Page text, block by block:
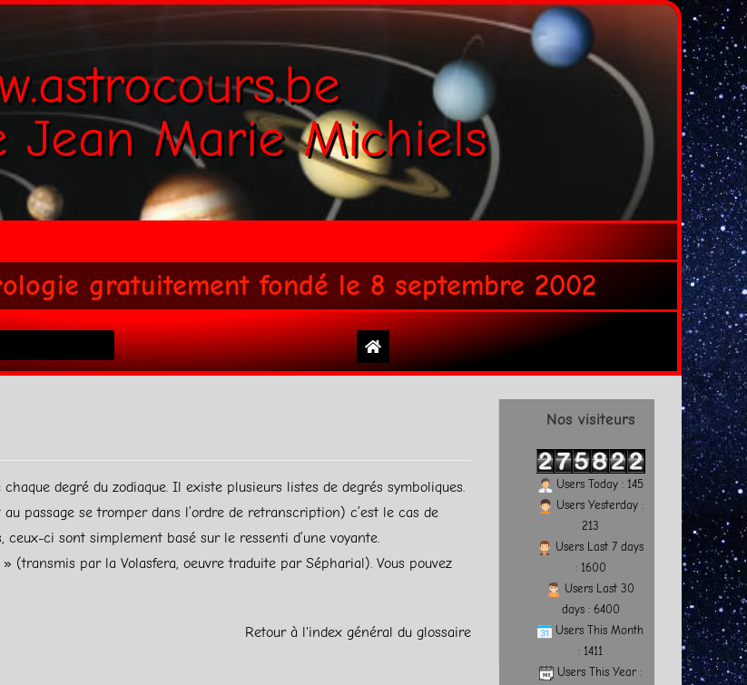
Jean Marie Michiels
gratuitement fondé le 8 septembre 2002
degré du zodiaque. Il existe plusieurs listes de degrés symboliques.
passage se tromper dans l’ordre de retranscription) c’est le cas de
ci sont simplement basé sur le ressenti d’une voyante.
(transmis par la Volasfera, oeuvre traduite par Sépharial). Vous pouvez
Retour à l'index général du glossaire
Nos visiteurs
Users Today : 145
Users Yesterday :
213
Users Last 7 days
: 1600
Users Last 30
days : 6400
Users This Month
: 1411
Users This Year :